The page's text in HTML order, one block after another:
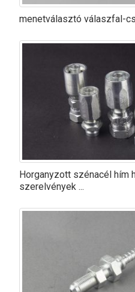
menetválasztó válaszfal-
Horganyzott szénacél hím
szerelvények ...